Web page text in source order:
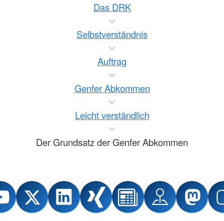
Das DRK
Selbstverständnis
Auftrag
Genfer Abkommen
Leicht verständlich
Der Grundsatz der Genfer Abkommen